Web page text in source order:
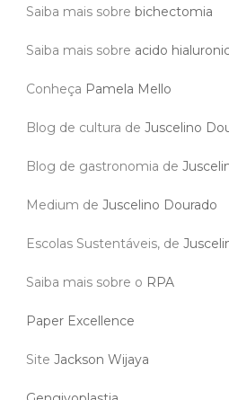
Saiba mais sobre bichectomia
Saiba mais sobre acido
Conheça Pamela Mello
Blog de cultura de Juscelino
Blog de gastronomia de
Medium de Juscelino Dourado
Escolas Sustentáveis, de
Saiba mais sobre o RPA
Paper Excellence
Site Jackson Wijaya